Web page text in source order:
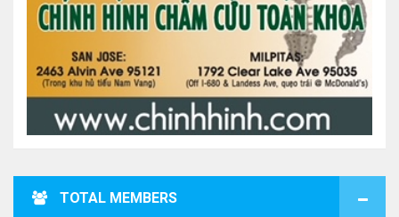
TOTAL MEMBERS